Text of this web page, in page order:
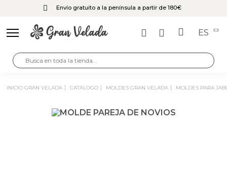
Envío gratuito a la península a partir de 180€
ES
INICIO GRAN VELADA CATÁLOGO MOLDES GRAN VELADA MOLDES PARA